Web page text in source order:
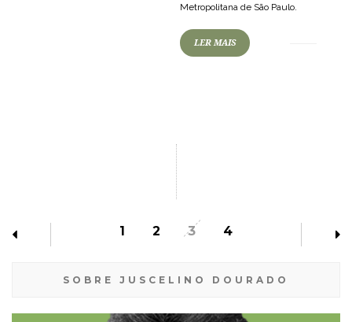
Metropolitana de São Paulo.
LER MAIS
1 2 3 4
SOBRE JUSCELINO DOURADO